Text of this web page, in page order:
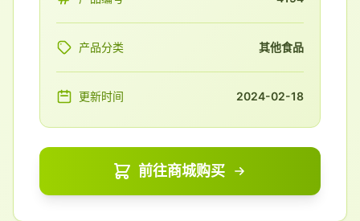
产品分类 其他食品
更新时间 2024-02-18
前往商城购买